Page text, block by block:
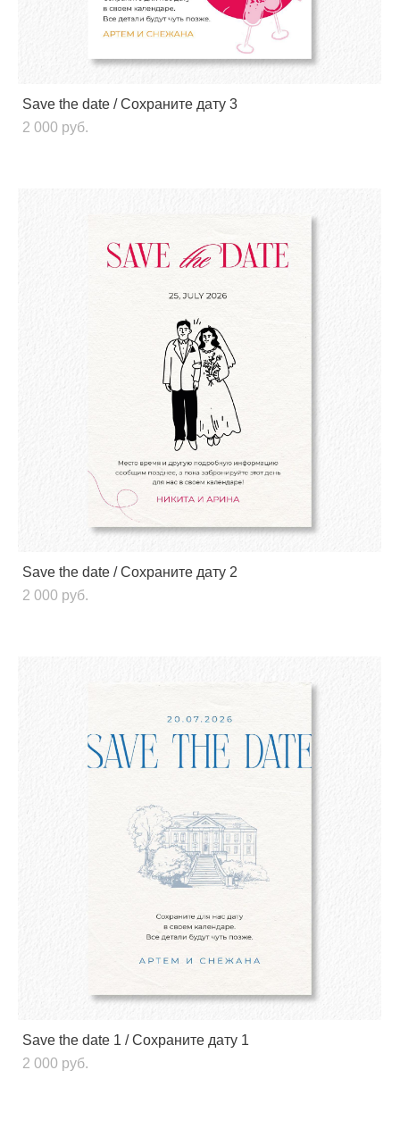
Save the date / Сохраните дату 3
2 000 pуб.
Save the date / Сохраните дату 2
2 000 pуб.
Save the date 1 / Сохраните дату 1
2 000 pуб.